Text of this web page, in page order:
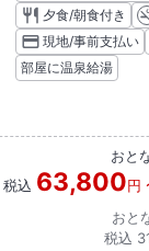
夕食/朝食付き
現地/事前支払い
部屋に温泉給湯
おと
税込 63,800円
おと
税込